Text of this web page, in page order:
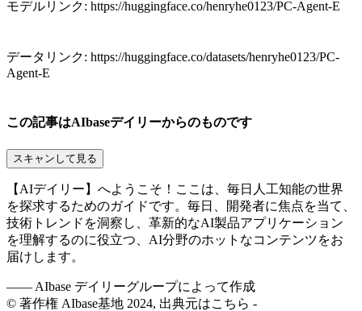
モデルリンク: https://huggingface.co/henryhe0123/PC-Agent-E
データリンク: https://huggingface.co/datasets/henryhe0123/PC-
Agent-E
この記事はAIbaseデイリーからのものです
スキャンして見る
【AIデイリー】へようこそ！ここは、毎日人工知能の世界
を探求するためのガイドです。毎日、開発者に焦点を当て、
技術トレンドを洞察し、革新的なAI製品アプリケーション
を理解するのに役立つ、AI分野のホットなコンテンツをお
届けします。
—— AIbase デイリーグループによって作成
© 著作権 AIbase基地 2024, 出典元はこちら -